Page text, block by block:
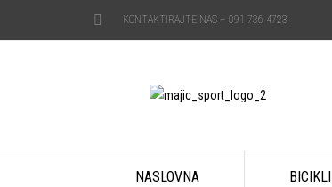
KONTAKTIRAJTE NAS – 091 736 4723
NASLOVNA BICIKLI